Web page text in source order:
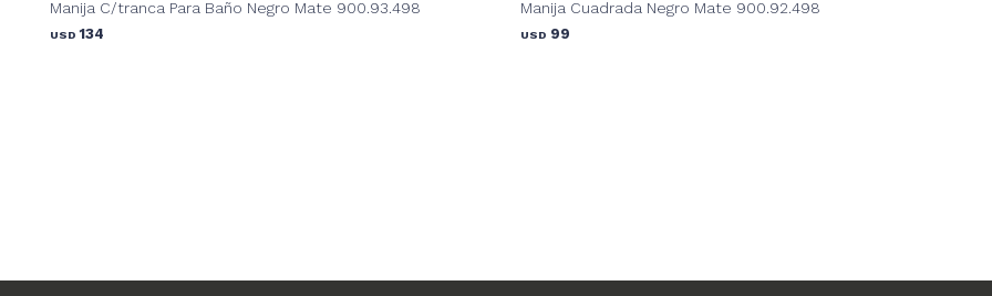
Manija C/tranca Para Baño Negro Mate 900.93.498
USD 134
Manija Cuadrada Negro Mate 900.92.498
USD 99